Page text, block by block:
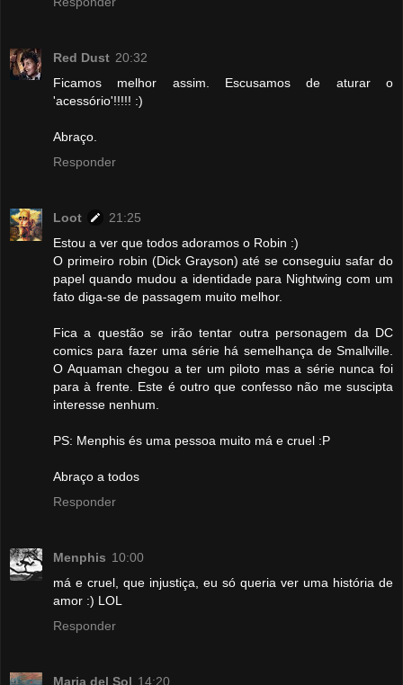
Red Dust 20:32
Ficamos melhor assim. Escusamos de aturar o
'acessório'!!!!! :)
Abraço.
Responder
Loot
21:25
Estou a ver que todos adoramos o Robin :)
O primeiro robin (Dick Grayson) até se conseguiu safar do
papel quando mudou a identidade para Nightwing com um
fato diga-se de passagem muito melhor.
Fica a questão se irão tentar outra personagem da DC
comics para fazer uma série há semelhança de Smallville.
O Aquaman chegou a ter um piloto mas a série nunca foi
para à frente. Este é outro que confesso não me suscipta
interesse nenhum.
PS: Menphis és uma pessoa muito má e cruel :P
Abraço a todos
Responder
Menphis 10:00
má e cruel, que injustiça, eu só queria ver uma história de
amor :) LOL
Responder
Maria del Sol 14:20